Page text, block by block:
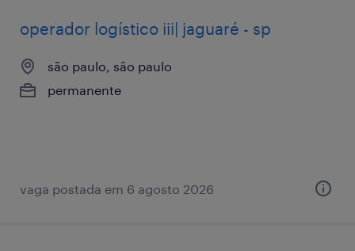
operador logístico iii| jaguaré - sp
são paulo, são paulo
permanente
vaga postada em 6 agosto 2026